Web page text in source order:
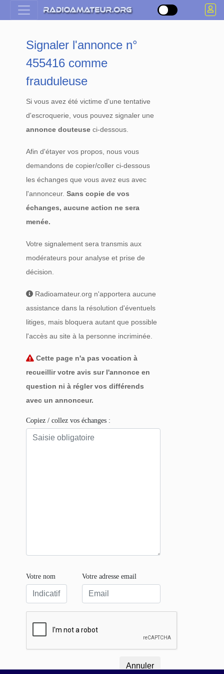
Signaler l'annonce n°
455416 comme
frauduleuse
Si vous avez été victime d'une tentative
d'escroquerie, vous pouvez signaler une
annonce douteuse ci-dessous.
Afin d'étayer vos propos, nous vous
demandons de copier/coller ci-dessous
les échanges que vous avez eus avec
l'annonceur.Sans copie de vos
échanges, aucune action ne sera
menée.
Votre signalement sera transmis aux
modérateurs pour analyse et prise de
décision.
Radioamateur.org n'apportera aucune
assistance dans la résolution d'éventuels
litiges, mais bloquera autant que possible
l'accès au site à la personne incriminée.
Cette page n'a pas vocation à
recueillir votre avis sur l'annonce en
question ni à régler vos différends
avec un annonceur.
Copiez / collez vos échanges :
Votre nom Votre adresse email